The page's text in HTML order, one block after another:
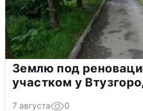
Землю под
участком у
7 августа 0